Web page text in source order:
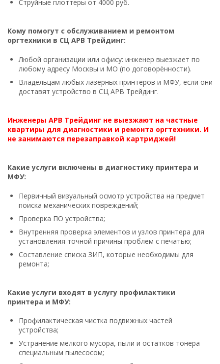
Струйные плоттеры от 4000 руб.
Кому помогут с обслуживанием и ремонтом
оргтехники в СЦ АРВ Трейдинг:
Любой организации или офису: инженер выезжает по
любому адресу Москвы и МО (по договорённости).
Владельцам любых лазерных принтеров и МФУ, если они
доставят устройство в СЦ АРВ Трейдинг.
Инженеры АРВ Трейдинг не выезжают на частные
квартиры для диагностики и ремонта оргтехники. И
не занимаются перезаправкой картриджей!
Какие услуги включены в диагностику принтера и
МФУ:
Первичный визуальный осмотр устройства на предмет
поиска механических повреждений;
Проверка ПО устройства;
Внутренняя проверка элементов и узлов принтера для
установления точной причины проблем с печатью;
Составление списка ЗИП, которые необходимы для
ремонта;
Какие услуги входят в услугу профилактики
принтера и МФУ:
Профилактическая чистка подвижных частей
устройства;
Устранение мелкого мусора, пыли и остатков тонера
специальным пылесосом;